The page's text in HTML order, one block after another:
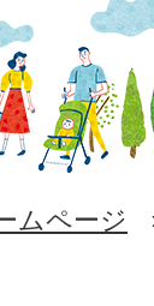
ムページ